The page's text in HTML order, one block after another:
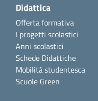
Didattica
Offerta formativa
I progetti scolastici
Anni scolastici
Schede Didattiche
Mobilità studentesca
Scuole Green